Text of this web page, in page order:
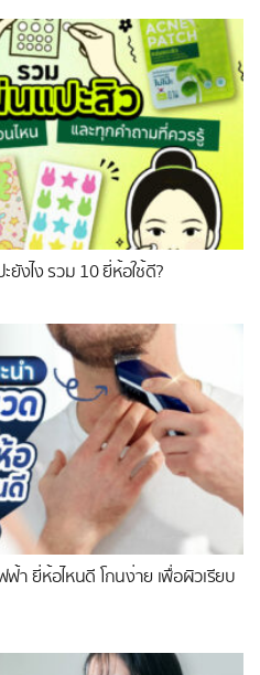
ยังไง รวม 10 ยี่ห้อใช้ดี?
า ยี่ห้อไหนดี โกนง่าย เพื่อผิวเรียบ